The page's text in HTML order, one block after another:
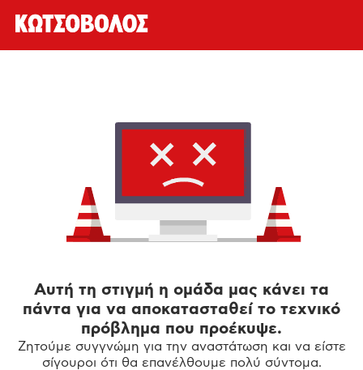
Αυτή τη στιγμή η ομάδα μας κάνει τα
πάντα για να αποκατασταθεί το τεχνικό
πρόβλημα που προέκυψε.
Ζητούμε συγγνώμη για την αναστάτωση και να είστε
σίγουροι ότι θα επανέλθουμε πολύ σύντομα.